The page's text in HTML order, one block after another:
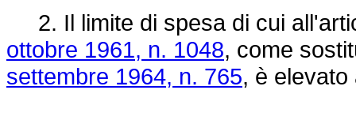
2. Il limite di spesa di cui
ottobre 1961, n. 1048, come
settembre 1964, n. 765, è elevato